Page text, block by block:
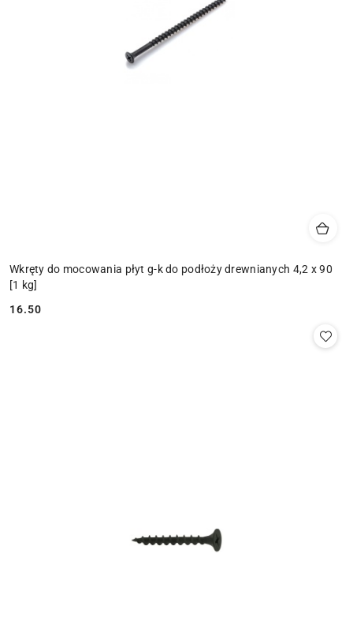
Wkręty do mocowania płyt g-k do podłoży drewnianych 4,2 x 90
[1 kg]
Cena:
16.50